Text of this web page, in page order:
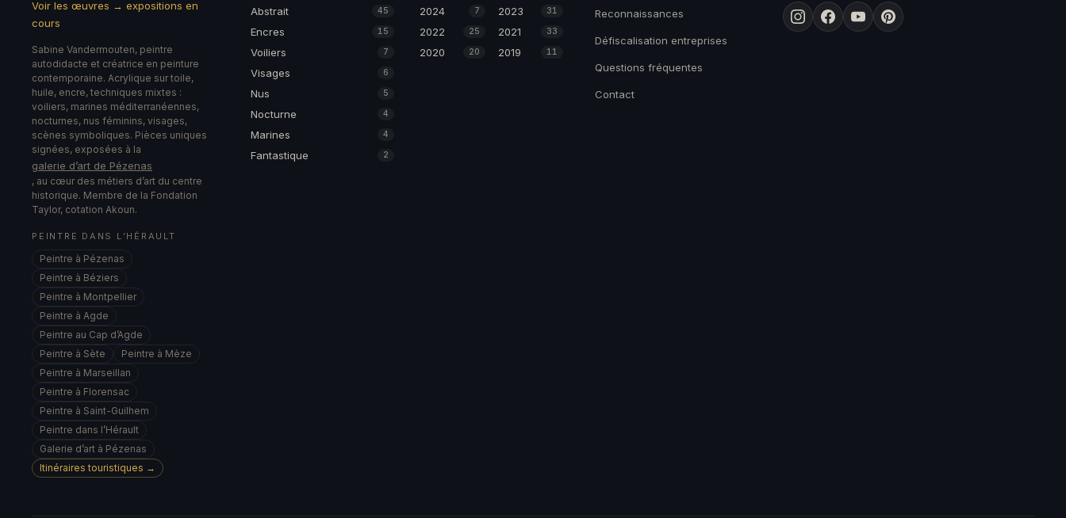
Voir les œuvres → expositions en
cours
Sabine Vandermouten, peintre
autodidacte et créatrice en peinture
contemporaine. Acrylique sur toile,
huile, encre, techniques mixtes :
voiliers, marines méditerranéennes,
nocturnes, nus féminins, visages,
scènes symboliques. Pièces uniques
signées, exposées à la
galerie d’art de Pézenas
, au cœur des métiers d’art du centre
historique. Membre de la Fondation
Taylor, cotation Akoun.
PEINTRE DANS L’HÉRAULT
Peintre à Pézenas
Peintre à Béziers
Peintre à Montpellier
Peintre à Agde
Peintre au Cap d’Agde
Peintre à Sète
Peintre à Mèze
Peintre à Marseillan
Peintre à Florensac
Peintre à Saint-Guilhem
Peintre dans l’Hérault
Galerie d’art à Pézenas
Itinéraires touristiques →
Abstrait 45
Encres 15
Voiliers 7
Visages 6
Nus 5
Nocturne 4
Marines 4
Fantastique 2
2024 7 2023 31
2022 25 2021 33
2020 20 2019 11
Reconnaissances
Défiscalisation entreprises
Questions fréquentes
Contact
InstagramFacebookYouTubePinterest